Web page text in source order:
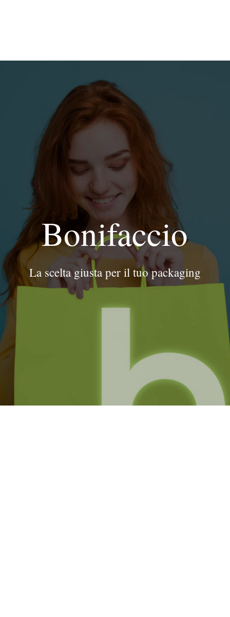
Bonifaccio
La scelta giusta per il tuo packaging